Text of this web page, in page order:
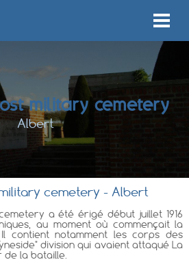
military cemetery
Albert
cemetery - Albert
a été érigé début juillet 1916
au moment où commençait la
contient notamment les corps des
division qui avaient attaqué La
de la bataille.